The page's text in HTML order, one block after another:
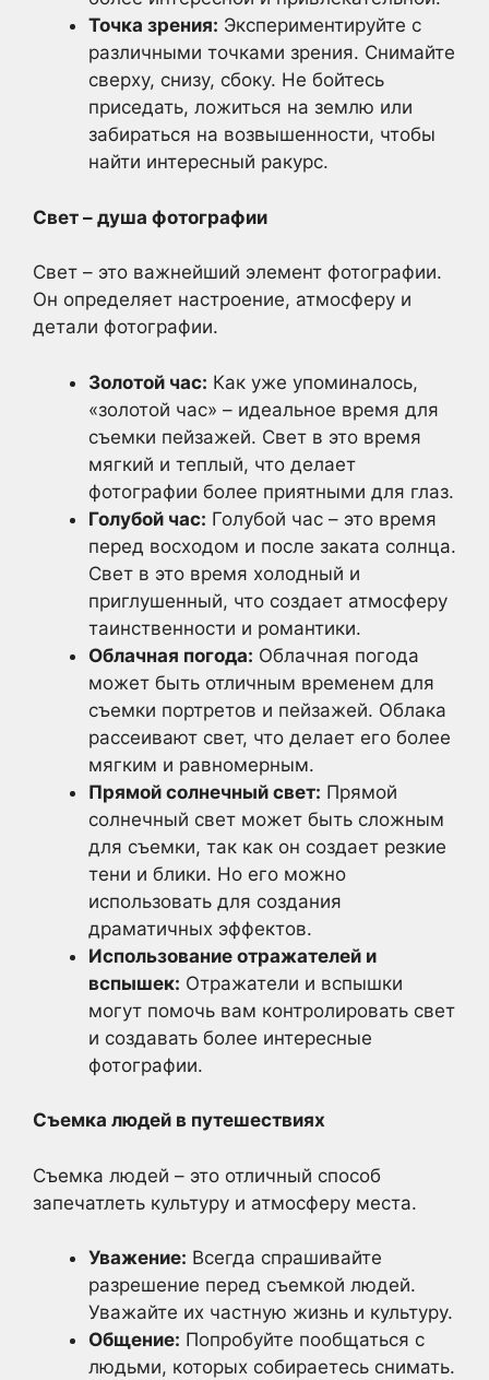
Точка зрения: Экспериментируйте с
различными точками зрения. Снимайте
сверху, снизу, сбоку. Не бойтесь
приседать, ложиться на землю или
забираться на возвышенности, чтобы
найти интересный ракурс.
Свет – душа фотографии
Свет – это важнейший элемент фотографии.
Он определяет настроение, атмосферу и
детали фотографии.
Золотой час: Как уже упоминалось,
«золотой час» – идеальное время для
съемки пейзажей. Свет в это время
мягкий и теплый, что делает
фотографии более приятными для глаз.
Голубой час: Голубой час – это время
перед восходом и после заката солнца.
Свет в это время холодный и
приглушенный, что создает атмосферу
таинственности и романтики.
Облачная погода: Облачная погода
может быть отличным временем для
съемки портретов и пейзажей. Облака
рассеивают свет, что делает его более
мягким и равномерным.
Прямой солнечный свет: Прямой
солнечный свет может быть сложным
для съемки, так как он создает резкие
тени и блики. Но его можно
использовать для создания
драматичных эффектов.
Использование отражателей и
вспышек: Отражатели и вспышки
могут помочь вам контролировать свет
и создавать более интересные
фотографии.
Съемка людей в путешествиях
Съемка людей – это отличный способ
запечатлеть культуру и атмосферу места.
Уважение: Всегда спрашивайте
разрешение перед съемкой людей.
Уважайте их частную жизнь и культуру.
Общение: Попробуйте пообщаться с
людьми, которых собираетесь снимать.